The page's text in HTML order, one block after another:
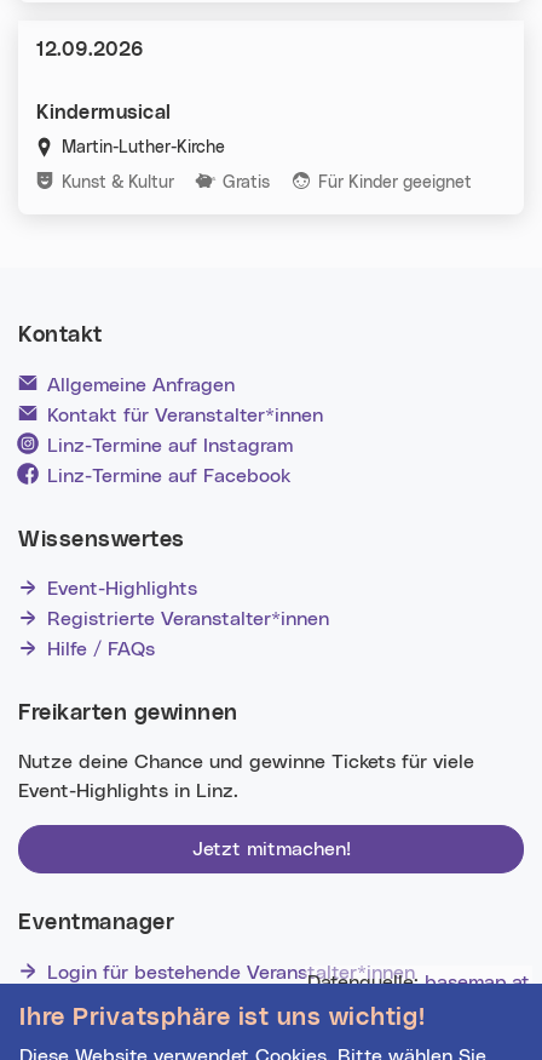
Datenquelle:basemap.at
Kindermusical
Martin-Luther-Kirche
Kategorien:
Kunst & Kultur Gratis Für Kinder geeignet
Datum:
12.09.2026
Ihre Privatsphäre ist uns wichtig!
Kontakt
Allgemeine Anfragen
Kontakt für Veranstalter*innen
Linz-Termine auf Instagram
Linz-Termine auf Facebook
Wissenswertes
Event-Highlights
Registrierte Veranstalter*innen
Hilfe / FAQs
Freikarten gewinnen
Nutze deine Chance und gewinne Tickets für viele
Event-Highlights in Linz.
Jetzt mitmachen!
Eventmanager
Login für bestehende Veranstalter*innen
Veranstalter*innen!